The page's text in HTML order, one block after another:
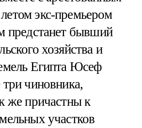
экс-премьером
предстанет бывший
хозяйства и
Египта Юсеф
чиновника,
же причастны к
участков